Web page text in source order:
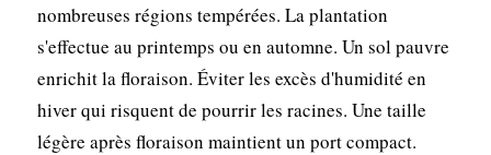
nombreuses régions tempérées. La plantation
s'effectue au printemps ou en automne. Un sol pauvre
enrichit la floraison. Éviter les excès d'humidité en
hiver qui risquent de pourrir les racines. Une taille
légère après floraison maintient un port compact.